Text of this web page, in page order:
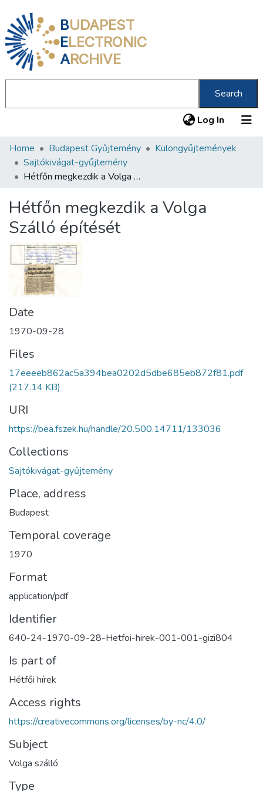
BUDAPEST
ELECTRONIC
ARCHIVE
Search
Log In (current)
Communities & Collections
All of DSpace
About us
Home Budapest Gyűjtemény
Különgyűjtemények
Sajtókivágat-gyűjtemény
Hétfőn megkezdik a Volga Szálló építését
Hétfőn megkezdik a Volga
Szálló építését
Date
1970-09-28
Files
17eeeeb862ac5a394bea0202d5dbe685eb872f81.pdf
(217.14 KB)
URI
https://bea.fszek.hu/handle/20.500.14711/133036
Collections
Sajtókivágat-gyűjtemény
Place, address
Budapest
Temporal coverage
1970
Format
application/pdf
Identifier
640-24-1970-09-28-Hetfoi-hirek-001-001-gizi804
Is part of
Hétfői hírek
Access rights
https://creativecommons.org/licenses/by-nc/4.0/
Subject
Volga szálló
Type